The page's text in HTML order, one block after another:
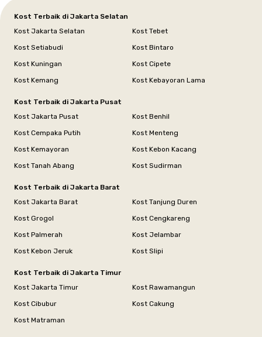
Kost Terbaik di Jakarta Selatan
Kost Jakarta Selatan
Kost Tebet
Kost Setiabudi
Kost Bintaro
Kost Kuningan
Kost Cipete
Kost Kemang
Kost Kebayoran Lama
Kost Terbaik di Jakarta Pusat
Kost Jakarta Pusat
Kost Benhil
Kost Cempaka Putih
Kost Menteng
Kost Kemayoran
Kost Kebon Kacang
Kost Tanah Abang
Kost Sudirman
Kost Terbaik di Jakarta Barat
Kost Jakarta Barat
Kost Tanjung Duren
Kost Grogol
Kost Cengkareng
Kost Palmerah
Kost Jelambar
Kost Kebon Jeruk
Kost Slipi
Kost Terbaik di Jakarta Timur
Kost Jakarta Timur
Kost Rawamangun
Kost Cibubur
Kost Cakung
Kost Matraman